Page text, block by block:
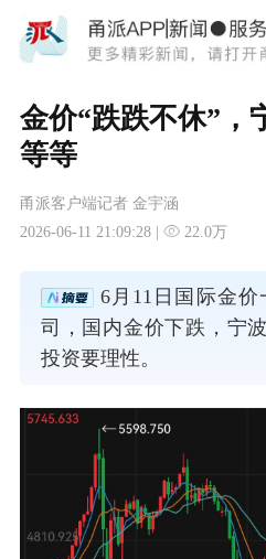
金价“跌跌不休”，
等等
甬派客户端记者 金宇涵
2026-06-11 21:09:28 |
22.0万
6月11日国际金价
司，国内金价下跌，宁
投资要理性。